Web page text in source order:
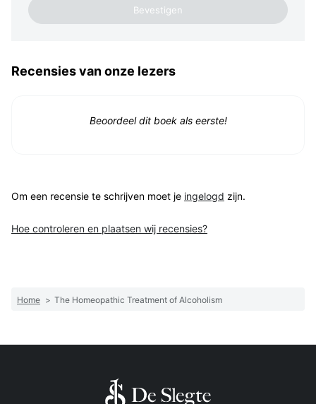
Recensies van onze lezers
Beoordeel dit boek als eerste!
Om een recensie te schrijven moet je ingelogd zijn.
Hoe controleren en plaatsen wij recensies?
Home > The Homeopathic Treatment of Alcoholism